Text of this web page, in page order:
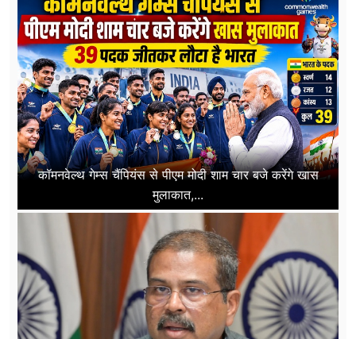
कॉमनवेल्थ गेम्स चैंपियंस से पीएम मोदी शाम चार बजे करेंगे खास
मुलाकात,...